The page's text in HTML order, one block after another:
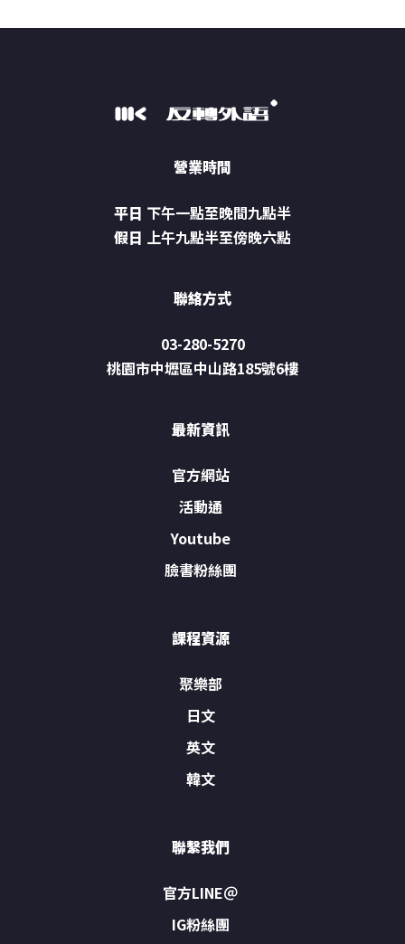
營業時間
平日 下午一點至晚間九點半
假日 上午九點半至傍晚六點
聯絡方式
03-280-5270
桃園市中壢區中山路185號6樓
最新資訊
官方網站
活動通
Youtube
臉書粉絲團
課程資源
聚樂部
日文
英文
韓文
聯繫我們
官方LINE＠
IG粉絲團